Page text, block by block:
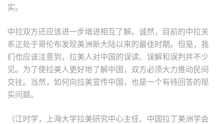
实。
中拉双方还应该进一步增进相互了解。诚然，目前的中拉关
系正处于哥伦布发现美洲新大陆以来的最佳时期。但是，我
们也应该注意到，拉美人对中国的误读、误解和误判并不少
见。为了使拉美人更好地了解中国，双方必须大力推动民间
交往。当然，如何向拉美宣传中国，也是一个有待回答的现
实问题。
（江时学，上海大学拉美研究中心主任、中国拉丁美洲学会